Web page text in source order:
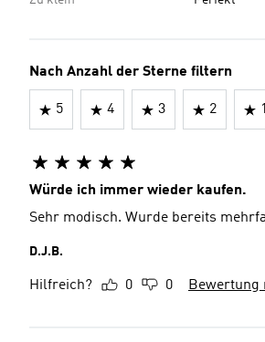
Nach Anzahl der Sterne filtern
5 4 3 2 1
Würde ich immer wieder kaufen.
Sehr modisch. Wurde bereits
D.J.B.
Hilfreich? 0 0 Bewertung